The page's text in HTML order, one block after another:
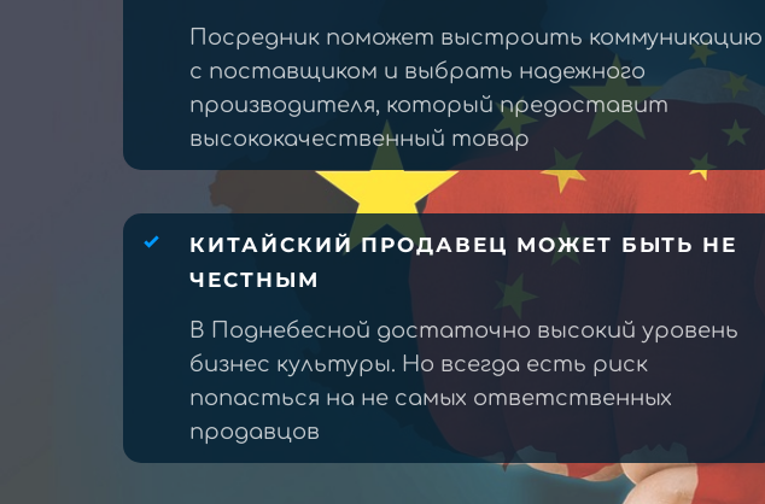
Посредник поможет выстроить коммуникацию
с поставщиком и выбрать надежного
производителя, который предоставит
высококачественный товар
КИТАЙСКИЙ ПРОДАВЕЦ МОЖЕТ БЫТЬ НЕ
ЧЕСТНЫМ
В Поднебесной достаточно высокий уровень
бизнес культуры. Но всегда есть риск
попасться на не самых ответственных
продавцов